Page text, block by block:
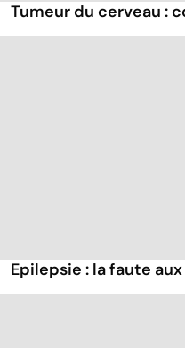
Tumeur du cerveau :
Epilepsie : la faute